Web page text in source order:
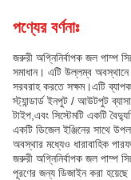
পণ্যের বর্ণনাঃ
জরুরী অগ্নিনির্বাপক জল পাম্প
সমাধান। এটি উল্লম্ব
সরবরাহ করতে সক্ষম।এটি
স্ট্যান্ডার্ড ইনপুট / আউটপুট
টাইপ,এবং সিস্টেমটি একটি
একটি ডিজেল ইঞ্জিনের সাথে
অবস্থার মধ্যেও ধারাবাহিক
জরুরী অগ্নিনির্বাপক জল পাম্প
পূরণের জন্য ডিজাইন করা